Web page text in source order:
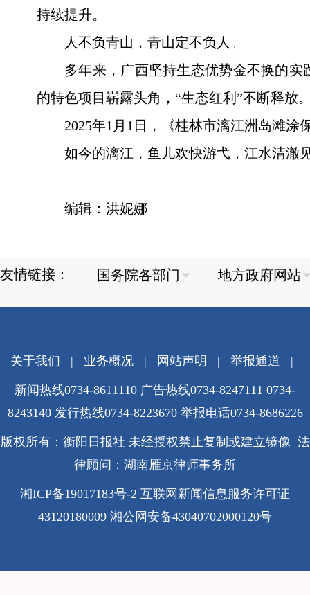
持续提升。
人不负青山，青山定不负人。
多年来，广西坚持生态优势金不换的
的特色项目崭露头角，“生态红利”不断释放
2025年1月1日，《桂林市漓江洲岛滩
如今的漓江，鱼儿欢快游弋，江水清澈
编辑：洪妮娜
友情链接：
关于我们 | 业务概况| 网站声明 | 举报通道 |
新闻热线0734-8611110 广告热线0734-8247111 0734-
8243140 发行热线0734-8223670 举报电话0734-8686226
版权所有：衡阳日报社 未经授权禁止复制或建立镜像 法
律顾问：湖南雁京律师事务所
湘ICP备19017183号-2 互联网新闻信息服务许可证
43120180009 湘公网安备43040702000120号